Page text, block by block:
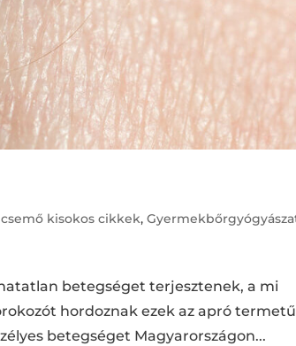
kisokos cikkek,
betegséget terjesztenek, a mi
hordoznak ezek az apró termetű
betegséget Magyarországon...